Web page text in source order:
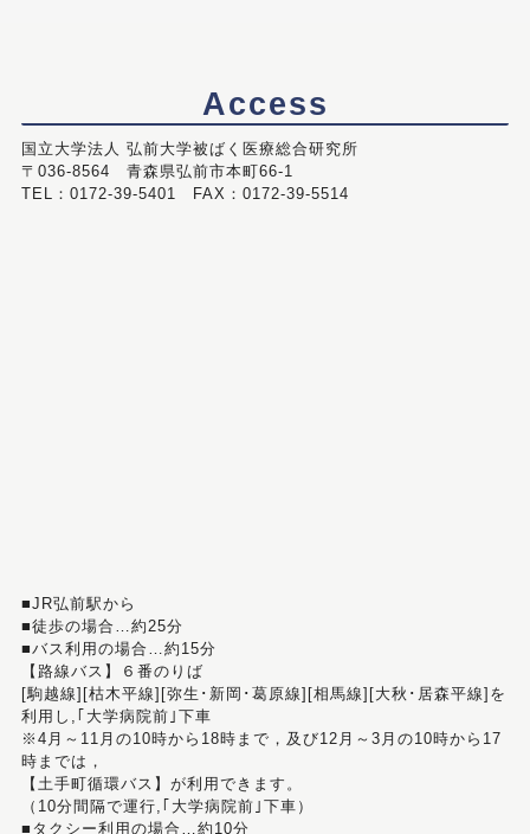
Access
国立大学法人 弘前大学被ばく医療総合研究所
〒036-8564 青森県弘前市本町66-1
TEL：0172-39-5401 FAX：0172-39-5514
■JR弘前駅から
■徒歩の場合…約25分
■バス利用の場合…約15分
【路線バス】６番のりば
[駒越線][枯木平線][弥生･新岡･葛原線][相馬線][大秋･居森平線]を
利用し,｢大学病院前｣下車
※4月～11月の10時から18時まで，及び12月～3月の10時から17
時までは，
【土手町循環バス】が利用できます。
（10分間隔で運行,｢大学病院前｣下車）
■タクシー利用の場合…約10分